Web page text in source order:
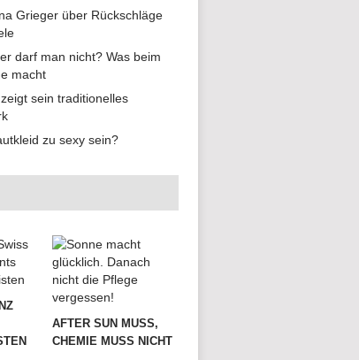
Grieger über Rückschläge
darf man nicht? Was beim
macht
sein traditionelles
zu sexy sein?
AFTER SUN MUSS,
CHEMIE MUSS NICHT